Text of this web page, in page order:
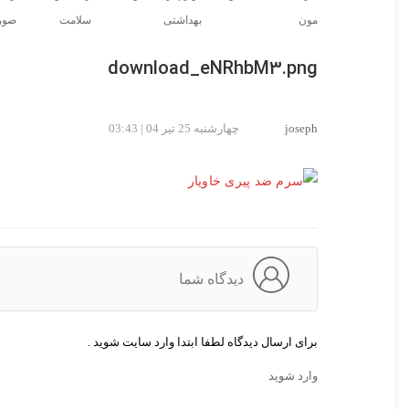
مون
بهداشتی
سلامت
download_eNRhbM3.png
joseph چهارشنبه 25 تیر 04 | 03:43
دیدگاه شما
برای ارسال دیدگاه لطفا ابتدا وارد سایت شوید .
وارد شوید